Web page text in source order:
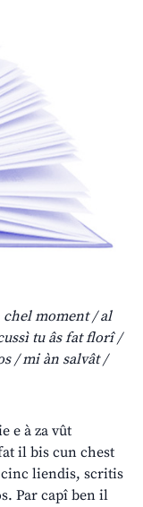
chel moment / al
tu âs fat florî /
/ mi àn salvât /
e à za vût
il bis cun chest
cinc liendis, scritis
Par capî ben il